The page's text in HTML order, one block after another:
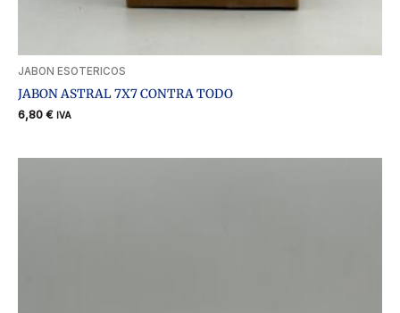
JABON ESOTERICOS
JABON ASTRAL 7X7 CONTRA TODO
6,80 € IVA